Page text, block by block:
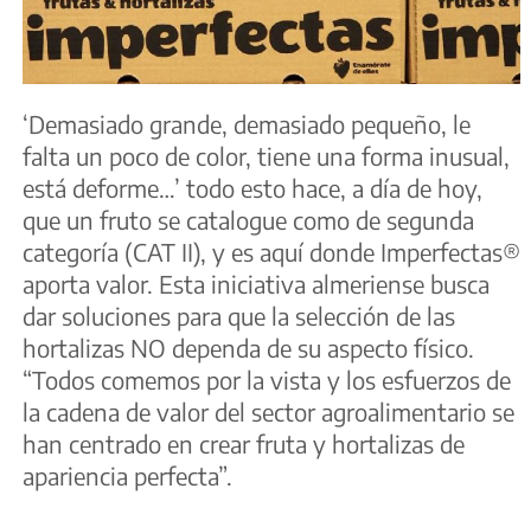
‘Demasiado grande, demasiado pequeño, le
falta un poco de color, tiene una forma inusual,
está deforme…’ todo esto hace, a día de hoy,
que un fruto se catalogue como de segunda
categoría (CAT II), y es aquí donde Imperfectas®
aporta valor. Esta iniciativa almeriense busca
dar soluciones para que la selección de las
hortalizas NO dependa de su aspecto físico.
“Todos comemos por la vista y los esfuerzos de
la cadena de valor del sector agroalimentario se
han centrado en crear fruta y hortalizas de
apariencia perfecta”.